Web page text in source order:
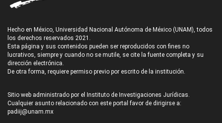
Hecho en México, Universidad Nacional Autónoma de México (UNAM), todos
los derechos reservados 2021.
Esta página y sus contenidos pueden ser reproducidos con fines no
lucrativos, siempre y cuando no se mutile, se cite la fuente completa y su
dirección electrónica.
De otra forma, requiere permiso previo por escrito de la institución.
Sitio web administrado por el Instituto de Investigaciones Jurídicas.
Cualquier asunto relacionado con este portal favor de dirigirse a:
padiij@unam.mx